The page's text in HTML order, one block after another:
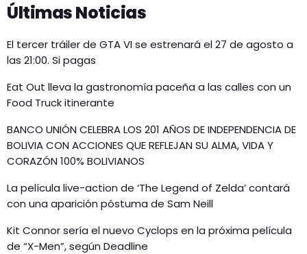
Últimas Noticias
El tercer tráiler de GTA VI se estrenará el 27 de agosto a
las 21:00. Si pagas
Eat Out lleva la gastronomía paceña a las calles con un
Food Truck itinerante
BANCO UNIÓN CELEBRA LOS 201 AÑOS DE INDEPENDENCIA DE
BOLIVIA CON ACCIONES QUE REFLEJAN SU ALMA, VIDA Y
CORAZÓN 100% BOLIVIANOS
La película live-action de ‘The Legend of Zelda’ contará
con una aparición póstuma de Sam Neill
Kit Connor sería el nuevo Cyclops en la próxima película
de “X-Men”, según Deadline